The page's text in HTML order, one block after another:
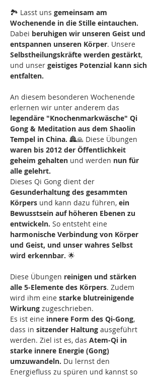
🏞️ Lasst uns gemeinsam am
Wochenende in die Stille eintauchen.
Dabei beruhigen wir unseren Geist und
entspannen unseren Körper. Unsere
Selbstheilungskräfte werden gestärkt,
und unser geistiges Potenzial kann sich
entfalten.
An diesem besonderen Wochenende
erlernen wir unter anderem das
legendäre "Knochenmarkwäsche" Qi
Gong & Meditation aus dem Shaolin
Tempel in China. 🏯🙏 Diese Übungen
waren bis 2012 der Öffentlichkeit
geheim gehalten und werden nun für
alle gelehrt.
Dieses Qi Gong dient der
Gesunderhaltung des gesammten
Körpers und kann dazu führen, ein
Bewusstsein auf höheren Ebenen zu
entwickeln. So entsteht eine
harmonische Verbindung von Körper
und Geist, und unser wahres Selbst
wird erkennbar. 🌟
Diese Übungen reinigen und stärken
alle 5-Elemente des Körpers. Zudem
wird ihm eine starke blutreinigende
Wirkung zugeschrieben.
Es ist eine innere Form des Qi-Gong,
dass in sitzender Haltung ausgeführt
werden. Ziel ist es, das Atem-Qi in
starke innere Energie (Gong)
umzuwandeln. Du lernst den
Energiefluss zu spüren und kannst so